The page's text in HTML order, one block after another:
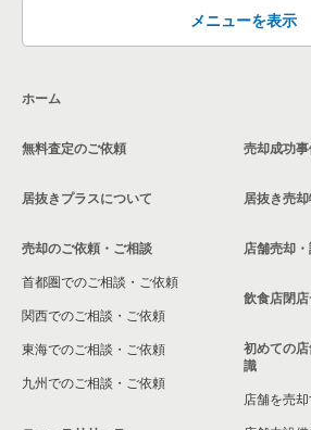
高石市の飲食店の居抜き売却物件の案件一
大阪市鶴見区の飲食店の居抜き売却物件の
大阪市浪速区の飲食店の居抜き売却物件の
八尾市の飲食店の居抜き売却物件の案件一
大東市の飲食店の居抜き売却物件の案件一
箕面市の飲食店の居抜き売却物件の案件一
大阪市淀川区の飲食店の居抜き売却物件の
メニューを表示
ホーム
無料査定のご依頼
居抜きプラスについて
売却のご依頼・ご相談
首都圏でのご相談・ご依頼
関西でのご相談・ご依頼
東海でのご相談・ご依頼
九州でのご相談・ご依頼
売却成功
居抜き売
店舗売却
飲食店閉
初めての
識
店舗を売